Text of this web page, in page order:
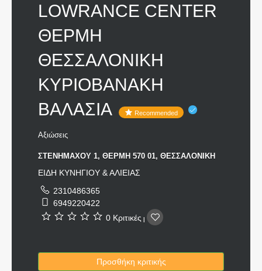
LOWRANCE CENTER
ΘΕΡΜΗ
ΘΕΣΣΑΛΟΝΙΚΗ
ΚΥΡΙΟΒΑΝΑΚΗ
ΒΑΛΑΣΙΑ
Recommended
Αξιώσεις
ΣΤΕΝΗΜΑΧΟΥ 1, ΘΕΡΜΗ 570 01, ΘΕΣΣΑΛΟΝΙΚΗ
ΕΙΔΗ ΚΥΝΗΓΙΟΥ & ΑΛΙΕΙΑΣ
2310486365
6949220422
0 Κριτικές |
Προσθήκη κριτικής